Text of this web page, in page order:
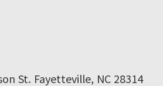
St. Fayetteville, NC 28314